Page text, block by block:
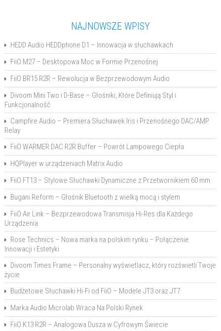
NAJNOWSZE WPISY
HEDD Audio HEDDphone D1 – Innowacja w słuchawkach
FiiO M27 – Desktopowa Moc w Formie Przenośnej
FiiO BR15 R2R – Rewolucja w Bezprzewodowym Audio
Divoom Mini Two i D-Base – Głośniki, Które Definiują Styl i
Funkcjonalność
Campfire Audio – Premiera Słuchawek Iris i Przenośnego DAC/AMP
Relay
FiiO WARMER DAC R2R Buffer – Powrót Lampowego Ciepła
HQPlayer w urządzeniach Matrix Audio
FiiO FT13 – Stylowe Słuchawki Dynamiczne z Przetwornikiem 60 mm
Bugani Reform – Głośnik Bluetooth z wielką mocą i stylem
FiiO Air Link – Bezprzewodowa Transmisja Hi-Res dla Każdego
Urządzenia
Rose Technics – Nowa marka na polskim rynku – Połączenie
Innowacji i Estetyki
Divoom Times Frame – Personalny wyświetlacz, który rozświetli Twoje
życie
Budżetowe Słuchawki Hi-Fi od FiiO – Modele JT3 oraz JT7
Marka Audio Microlab Wraca Na Polski Rynek
FiiO K13 R2R – Analogowa Dusza w Cyfrowym Świecie